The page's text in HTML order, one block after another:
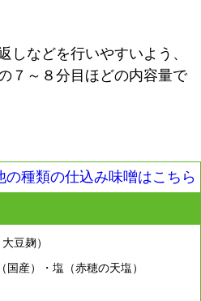
しなどを行いやすいよう、
７～８分目ほどの内容量で
の種類の仕込み味噌はこちら
豆麹）
国産）・塩（赤穂の天塩）